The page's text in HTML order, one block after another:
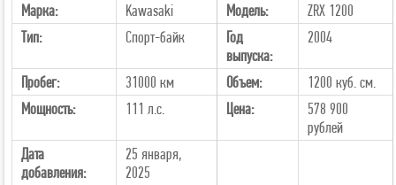
Марка:
Kawasaki Модель:
ZRX 1200
Тип:
Спорт-байк
Год
выпуска:
2004
Пробег: 31000 км Объем:
1200 куб. см.
Мощность:
111 л.с. Цена:
578 900
рублей
Дата
добавления:
25 января,
2025